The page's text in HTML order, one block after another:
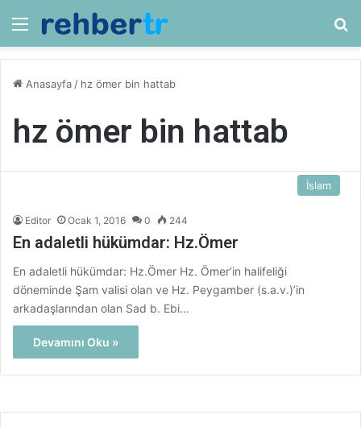
Menü
Anasayfa / hz ömer bin hattab
hz ömer bin hattab
İslam
Editor Ocak 1, 2016 0 244
En adaletli hükümdar: Hz.Ömer
En adaletli hükümdar: Hz.Ömer Hz. Ömer’in halifeliği
döneminde Şam valisi olan ve Hz. Peygamber (s.a.v.)’in
arkadaşlarından olan Sad b. Ebi…
Devamını Oku »